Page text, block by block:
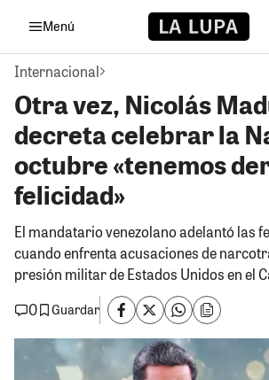
Menú
Internacional
Otra vez, Nicolás
decreta celebrar la
octubre «tenemos
felicidad»
El mandatario venezolano adelantó las
cuando enfrenta acusaciones de
presión militar de Estados Unidos en el
0
Guardar